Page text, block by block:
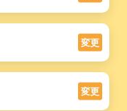
変更
変更